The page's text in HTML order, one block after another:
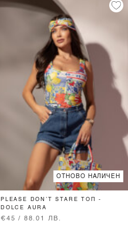
ОТНОВО НАЛИЧЕН
PLEASE DON’T STARE ТОП -
DOLCE AURA
€45 / 88.01 ЛВ.